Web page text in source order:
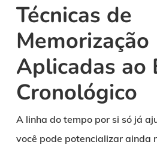
Técnicas de
Memorização
Aplicadas ao
Cronológico
A linha do tempo por si só já
você pode potencializar ainda